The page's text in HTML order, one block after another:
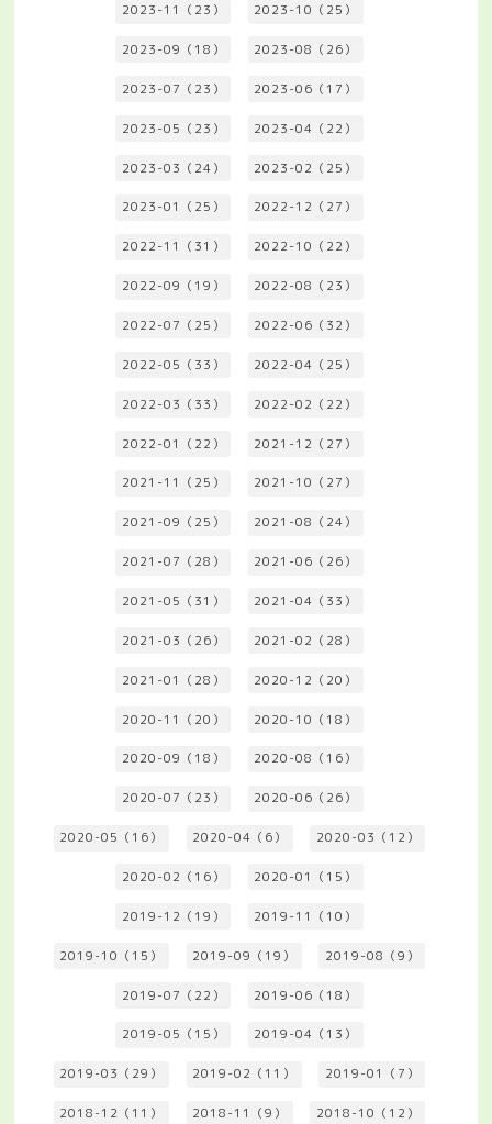
2023-11（23） 2023-10（25）
2023-09（18） 2023-08（26）
2023-07（23） 2023-06（17）
2023-05（23） 2023-04（22）
2023-03（24） 2023-02（25）
2023-01（25） 2022-12（27）
2022-11（31） 2022-10（22）
2022-09（19） 2022-08（23）
2022-07（25） 2022-06（32）
2022-05（33） 2022-04（25）
2022-03（33） 2022-02（22）
2022-01（22） 2021-12（27）
2021-11（25） 2021-10（27）
2021-09（25） 2021-08（24）
2021-07（28） 2021-06（26）
2021-05（31） 2021-04（33）
2021-03（26） 2021-02（28）
2021-01（28） 2020-12（20）
2020-11（20） 2020-10（18）
2020-09（18） 2020-08（16）
2020-07（23） 2020-06（26）
2020-05（16） 2020-04（6） 2020-03（12）
2020-02（16） 2020-01（15）
2019-12（19） 2019-11（10）
2019-10（15） 2019-09（19） 2019-08（9）
2019-07（22） 2019-06（18）
2019-05（15） 2019-04（13）
2019-03（29） 2019-02（11） 2019-01（7）
2018-12（11） 2018-11（9） 2018-10（12）